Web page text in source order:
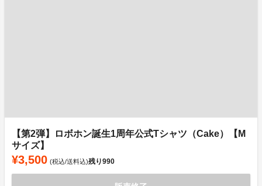
【第2弾】ロボホン誕生1周年公式Tシャツ（Cake）【M
サイズ】
¥3,500 (税込/送料込)残り990